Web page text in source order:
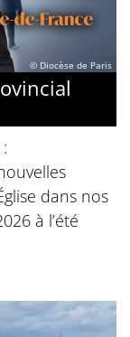
© Diocèse de Paris
dans nos
à l’été